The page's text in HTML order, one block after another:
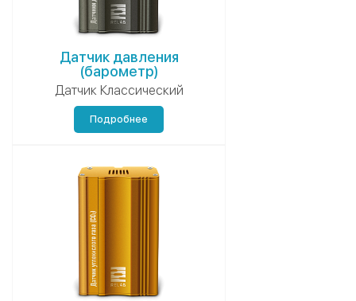
Датчик давления
(барометр)
Датчик Классический
Подробнее